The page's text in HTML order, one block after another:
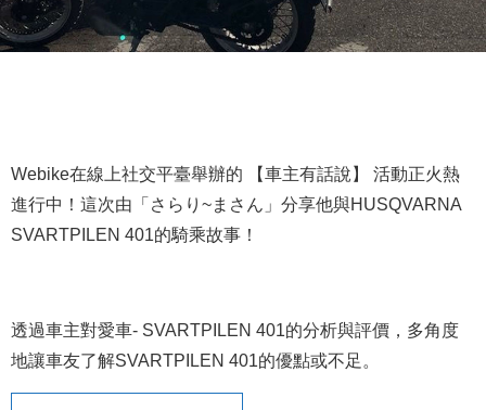
Webike在線上社交平臺舉辦的 【車主有話說】 活動正火熱
進行中！這次由「さらり~まさん」分享他與HUSQVARNA
SVARTPILEN 401的騎乘故事！
透過車主對愛車- SVARTPILEN 401的分析與評價，多角度
地讓車友了解SVARTPILEN 401的優點或不足。